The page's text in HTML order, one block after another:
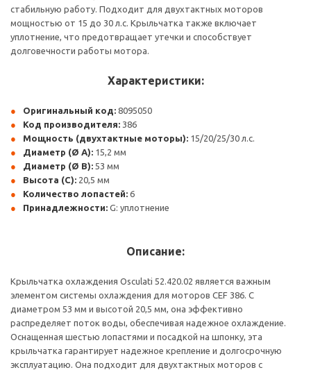
стабильную работу. Подходит для двухтактных моторов
мощностью от 15 до 30 л.с. Крыльчатка также включает
уплотнение, что предотвращает утечки и способствует
долговечности работы мотора.
Характеристики:
Оригинальный код: 8095050
Код производителя: 386
Мощность (двухтактные моторы): 15/20/25/30 л.с.
Диаметр (Ø A): 15,2 мм
Диаметр (Ø B): 53 мм
Высота (C): 20,5 мм
Количество лопастей: 6
Принадлежности: G: уплотнение
Описание:
Крыльчатка охлаждения Osculati 52.420.02 является важным
элементом системы охлаждения для моторов CEF 386. С
диаметром 53 мм и высотой 20,5 мм, она эффективно
распределяет поток воды, обеспечивая надежное охлаждение.
Оснащенная шестью лопастями и посадкой на шпонку, эта
крыльчатка гарантирует надежное крепление и долгосрочную
эксплуатацию. Она подходит для двухтактных моторов с